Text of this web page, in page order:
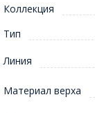
Коллекция
Тип
Линия
Материал верха